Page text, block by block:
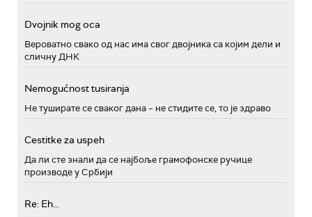
Dvojnik mog oca
Вероватно свако од нас има свог двојника са којим дели и
сличну ДНК
Nemogućnost tusiranja
Не туширате се сваког дана – не стидите се, то је здраво
Cestitke za uspeh
Да ли сте знали да се најбоље грамофонске ручице
производе у Србији
Re: Eh...